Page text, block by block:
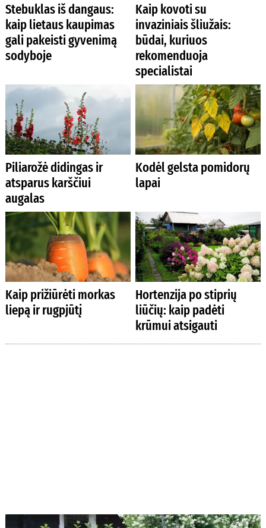
Stebuklas iš dangaus:
kaip lietaus kaupimas
gali pakeisti gyvenimą
sodyboje
Kaip kovoti su
invaziniais šliužais:
būdai, kuriuos
rekomenduoja
specialistai
Piliarožė didingas ir
atsparus karščiui
augalas
Kodėl gelsta pomidorų
lapai
Kaip prižiūrėti morkas
liepą ir rugpjūtį
Hortenzija po stiprių
liūčių: kaip padėti
krūmui atsigauti